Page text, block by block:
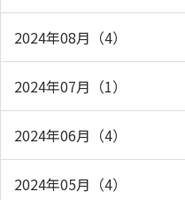
2024年08月（4）
2024年07月（1）
2024年06月（4）
2024年05月（4）